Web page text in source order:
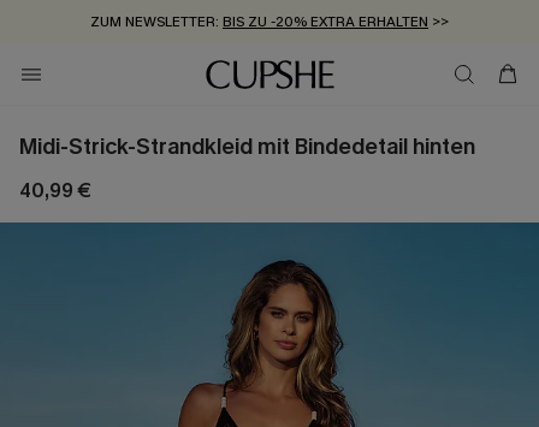
ZUM NEWSLETTER: BIS ZU -20% EXTRA ERHALTEN >>
KOSTENLOSER VERSAND AB 89 €
Midi-Strick-Strandkleid mit Bindedetail hinten
40,99 €